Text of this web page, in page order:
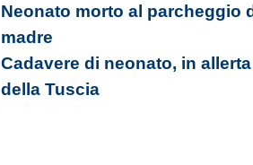
Neonato morto al parcheggio
madre
Cadavere di neonato, in
della Tuscia